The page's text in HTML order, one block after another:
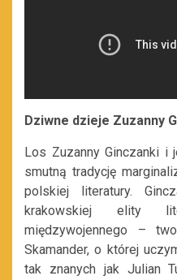
Dziwne dzieje Zuzanny
Los Zuzanny Ginczanki
smutną tradycję
polskiej literatury.
krakowskiej elity
międzywojennego –
Skamander, o której
tak znanych jak Julian